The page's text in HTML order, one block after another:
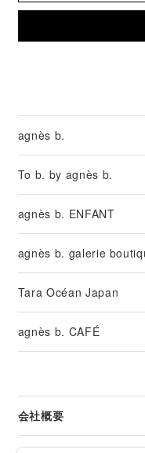
agnès b.
To b. by agnès b.
agnès b. ENFANT
agnès b. galerie
Tara Océan Japan
agnès b. CAFÉ
会社概要